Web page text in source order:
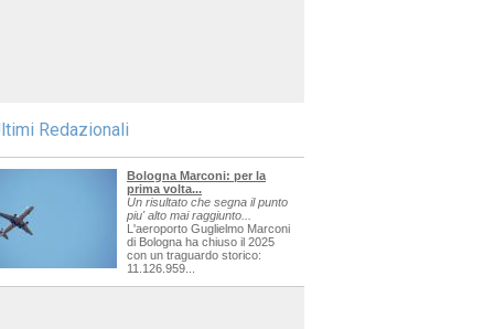
Redazionali
Bologna Marconi: per la
prima volta...
Un risultato che segna il punto
piu' alto mai raggiunto...
L'aeroporto Guglielmo Marconi
di Bologna ha chiuso il 2025
con un traguardo storico:
11.126.959...